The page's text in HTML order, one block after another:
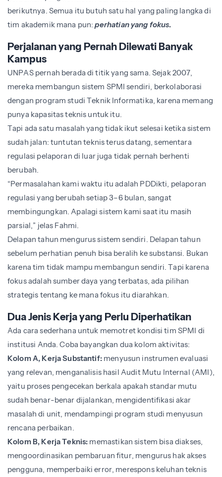
berikutnya. Semua itu butuh satu hal yang paling langka di
tim akademik mana pun:perhatian yang fokus.
Perjalanan yang Pernah Dilewati Banyak
Kampus
UNPAS pernah berada di titik yang sama. Sejak 2007,
mereka membangun sistem SPMI sendiri, berkolaborasi
dengan program studi Teknik Informatika, karena memang
punya kapasitas teknis untuk itu.
Tapi ada satu masalah yang tidak ikut selesai ketika sistem
sudah jalan: tuntutan teknis terus datang, sementara
regulasi pelaporan di luar juga tidak pernah berhenti
berubah.
“Permasalahan kami waktu itu adalah PDDikti, pelaporan
regulasi yang berubah setiap 3–6 bulan, sangat
membingungkan. Apalagi sistem kami saat itu masih
parsial,” jelas Fahmi.
Delapan tahun mengurus sistem sendiri. Delapan tahun
sebelum perhatian penuh bisa beralih ke substansi. Bukan
karena tim tidak mampu membangun sendiri. Tapi karena
fokus adalah sumber daya yang terbatas, ada pilihan
strategis tentang ke mana fokus itu diarahkan.
Dua Jenis Kerja yang Perlu Diperhatikan
Ada cara sederhana untuk memotret kondisi tim SPMI di
institusi Anda. Coba bayangkan dua kolom aktivitas:
Kolom A, Kerja Substantif:menyusun instrumen evaluasi
yang relevan, menganalisis hasil Audit Mutu Internal (AMI),
yaitu proses pengecekan berkala apakah standar mutu
sudah benar-benar dijalankan, mengidentifikasi akar
masalah di unit, mendampingi program studi menyusun
rencana perbaikan.
Kolom B, Kerja Teknis: memastikan sistem bisa diakses,
mengoordinasikan pembaruan fitur, mengurus hak akses
pengguna, memperbaiki error, merespons keluhan teknis